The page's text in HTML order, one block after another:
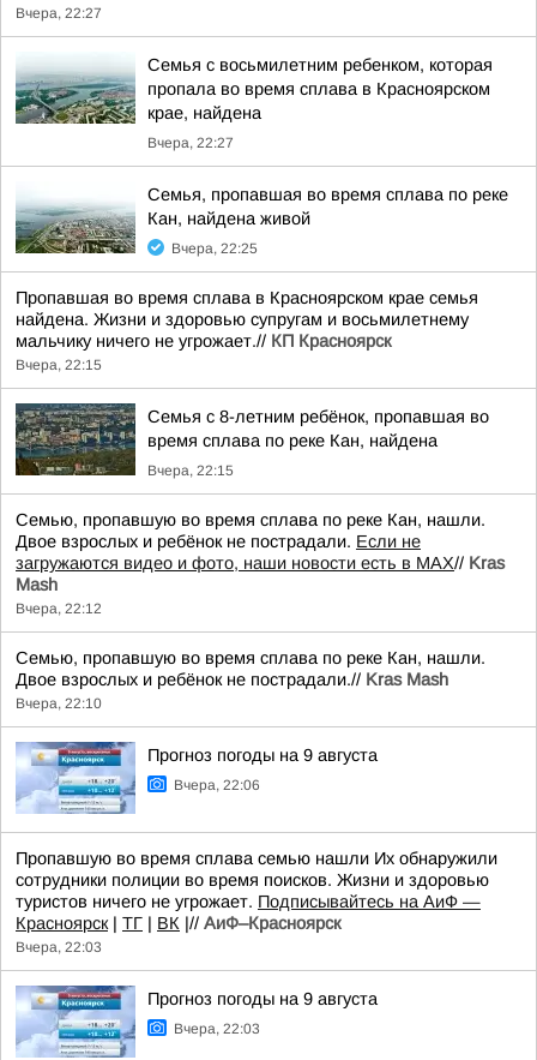
Вчера, 22:27
Семья с восьмилетним ребенком, которая
пропала во время сплава в Красноярском
крае, найдена
Вчера, 22:27
Семья, пропавшая во время сплава по реке
Кан, найдена живой
Вчера, 22:25
Пропавшая во время сплава в Красноярском крае семья
найдена. Жизни и здоровью супругам и восьмилетнему
мальчику ничего не угрожает.// КП Красноярск
Вчера, 22:15
Семья с 8-летним ребёнок, пропавшая во
время сплава по реке Кан, найдена
Вчера, 22:15
Семью, пропавшую во время сплава по реке Кан, нашли.
Двое взрослых и ребёнок не пострадали. Если не
загружаются видео и фото, наши новости есть в MAX// Kras
Mash
Вчера, 22:12
Семью, пропавшую во время сплава по реке Кан, нашли.
Двое взрослых и ребёнок не пострадали.// Kras Mash
Вчера, 22:10
Прогноз погоды на 9 августа
Вчера, 22:06
Пропавшую во время сплава семью нашли Их обнаружили
сотрудники полиции во время поисков. Жизни и здоровью
туристов ничего не угрожает. Подписывайтесь на АиФ —
Красноярск| ТГ | ВК |// АиФ–Красноярск
Вчера, 22:03
Прогноз погоды на 9 августа
Вчера, 22:03